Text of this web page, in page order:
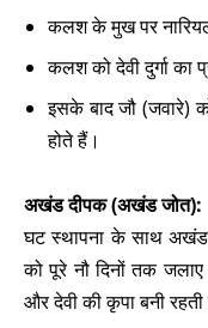
कलश के मुख पर
कलश को देवी दुर्गा का
इसके बाद जौ (जवारे)
होते हैं।
अखंड दीपक (अखंड जोत):
घट स्थापना के साथ अखंड
को पूरे नौ दिनों तक
और देवी की कृपा बनी रहती